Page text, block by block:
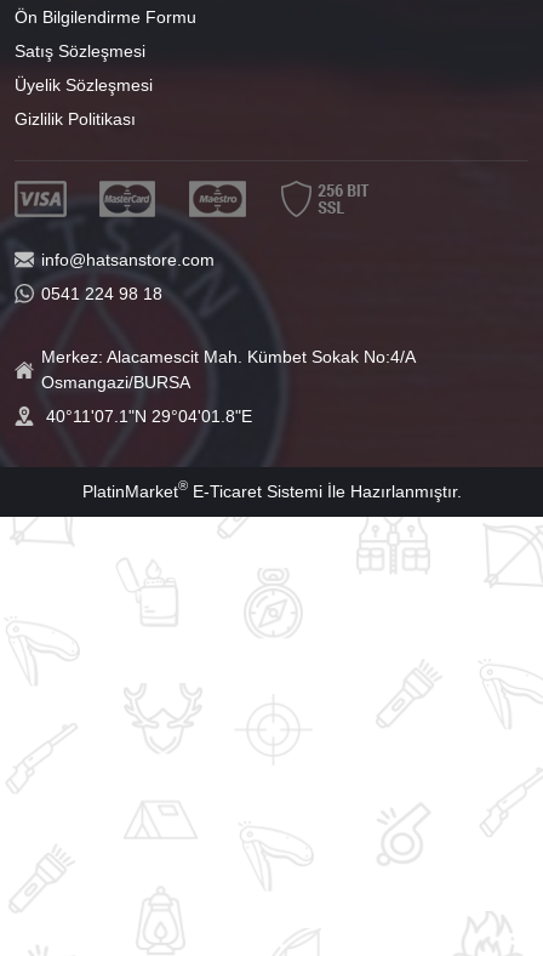
Ön Bilgilendirme Formu
Satış Sözleşmesi
Üyelik Sözleşmesi
Gizlilik Politikası
info@hatsanstore.com
0541 224 98 18
Merkez: Alacamescit Mah. Kümbet Sokak No:4/A
Osmangazi/BURSA
40°11'07.1"N 29°04'01.8"E
PlatinMarket®E-Ticaret Sistemiİle Hazırlanmıştır.